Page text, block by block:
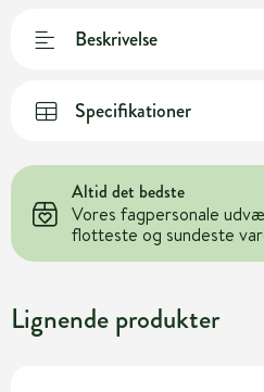
Beskrivelse
Specifikationer
Altid det bedste
Vores fagpersonale
flotteste og sundeste
Lignende produkter